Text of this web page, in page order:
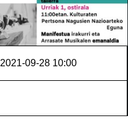
2021-09-28 10:00